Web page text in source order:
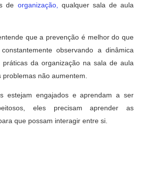
de organização,
qualquer sala de aula
que a prevenção é melhor do que
observando a dinâmica
da organização na sala de aula
não aumentem.
estejam engajados e aprendam a ser
eles precisam aprender as
que possam interagir entre si.